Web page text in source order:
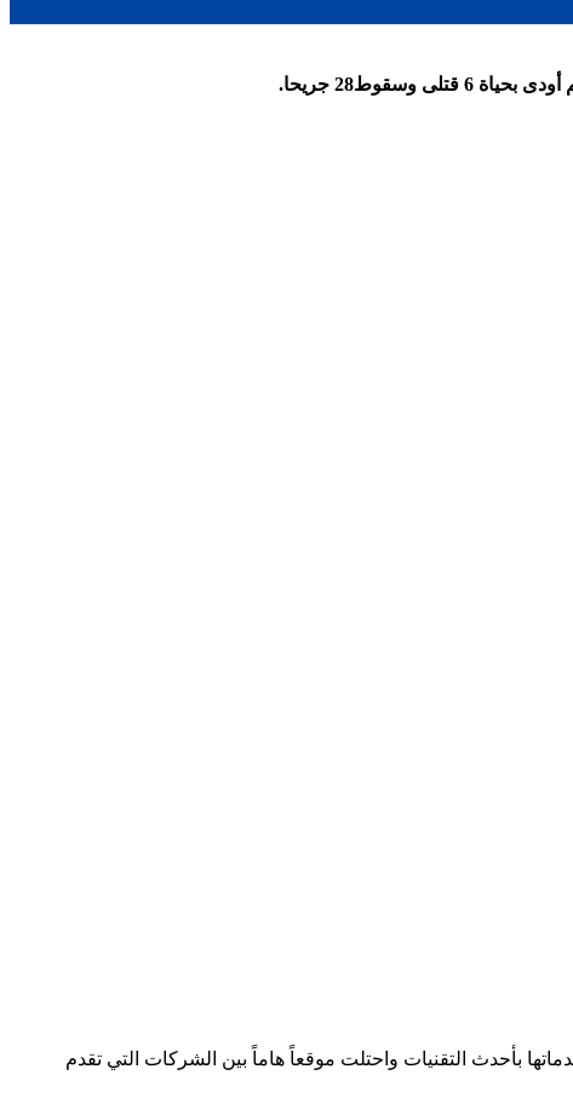
التجارة والصناعة بسجل تجاري رقم 392254 متواجدة في دولتين وتعمل في هذا المجال منذ 2005 وقدمت خدماتها بأحدث التقنيات واحتلت موقعاً هاماً بين الشركات التي تقدم